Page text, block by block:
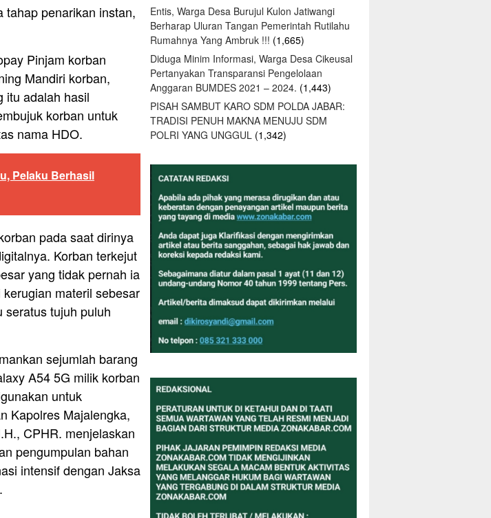
tahap penarikan instan,
Pinjam korban
Mandiri korban,
itu adalah hasil
korban untuk
nama HDO.
Pelaku Berhasil
pada saat dirinya
Korban terkejut
yang tidak pernah ia
materil sebesar
seratus tujuh puluh
sejumlah barang
A54 5G milik korban
untuk
Kapolres Majalengka,
CPHR. menjelaskan
pengumpulan bahan
intensif dengan Jaksa
Entis, Warga Desa Burujul Kulon Jatiwangi
Berharap Uluran Tangan Pemerintah Rutilahu
Rumahnya Yang Ambruk !!! (1,665)
Diduga Minim Informasi, Warga Desa Cikeusal
Pertanyakan Transparansi Pengelolaan
Anggaran BUMDES 2021 – 2024. (1,443)
PISAH SAMBUT KARO SDM POLDA JABAR:
TRADISI PENUH MAKNA MENUJU SDM
POLRI YANG UNGGUL (1,342)